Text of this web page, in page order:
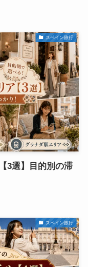
スペイン旅行
3選】目的別の滞
スペイン旅行